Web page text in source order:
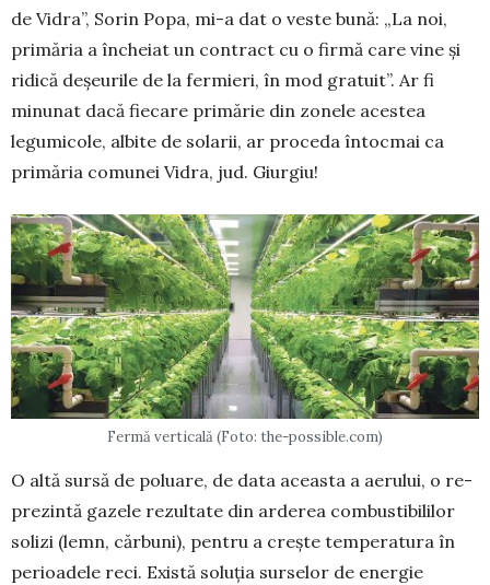
de Vidra”, So­rin Popa, mi-a dat o veste bună: „La noi,
pri­mă­ria a încheiat un contract cu o firmă care vine și
ridică deșe­urile de la fermieri, în mod gratuit”. Ar fi
minunat dacă fiecare primărie din zonele aces­tea
legumicole, al­bi­­te de solarii, ar proceda întoc­mai ca
pri­măria comunei Vidra, jud. Giurgiu!
Fermă verticală (Foto: the-possible.com)
O altă sursă de po­lu­are, de data aceasta a aerului, o re­
pre­zintă gazele rezultate din ar­derea combustibililor
solizi (lemn, căr­buni), pentru a crește tem­pe­ratura în
perioadele reci. Există soluția surselor de ener­gie